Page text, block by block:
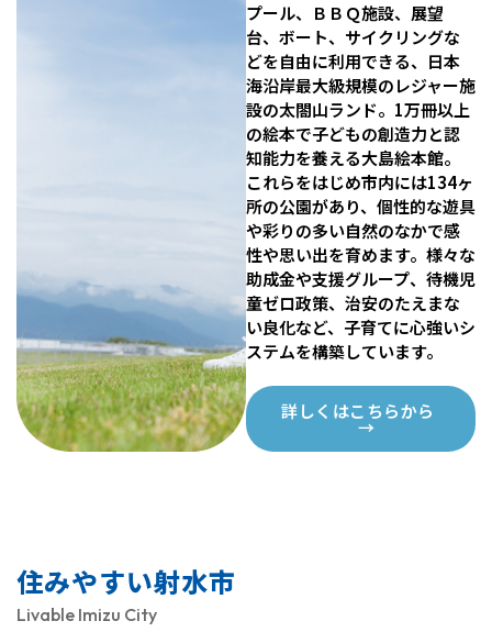
プール、ＢＢＱ施設、展望
台、ボート、サイクリングな
どを自由に利用できる、日本
海沿岸最大級規模のレジャー施
設の太閤山ランド。1万冊以上
の絵本で子どもの創造力と認
知能力を養える大島絵本館。
これらをはじめ市内には134ヶ
所の公園があり、個性的な遊具
や彩りの多い自然のなかで感
性や思い出を育めます。様々な
助成金や支援グループ、待機児
童ゼロ政策、治安のたえまな
い良化など、子育てに心強いシ
ステムを構築しています。
詳しくはこちらから
→
住みやすい射水市
Livable Imizu City